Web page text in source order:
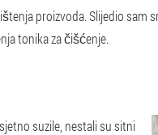
proizvoda. Slijedio
tonika za čišćenje.
suzile, nestali su sitni